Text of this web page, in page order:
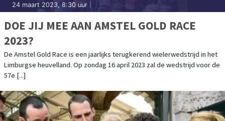
24 maart 2023, 8:30 uur
DOE JIJ MEE AAN AMSTEL GOLD RACE
2023?
De Amstel Gold Race is een jaarlijks terugkerend wielerwedstrijd in het
Limburgse heuvelland. Op zondag 16 april 2023 zal de wedstrijd voor de
57e [...]